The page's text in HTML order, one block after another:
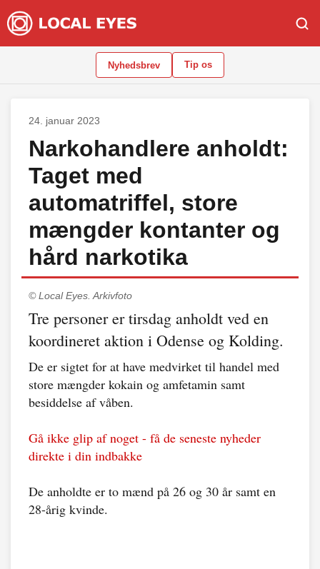
Nyhedsbrev Tip os
24. januar 2023
Narkohandlere anholdt:
Taget med
automatriffel, store
mængder kontanter og
hård narkotika
© Local Eyes. Arkivfoto
Tre personer er tirsdag anholdt ved en
koordineret aktion i Odense og Kolding.
De er sigtet for at have medvirket til handel med
store mængder kokain og amfetamin samt
besiddelse af våben.
Gå ikke glip af noget - få de seneste nyheder
direkte i din indbakke
De anholdte er to mænd på 26 og 30 år samt en
28-årig kvinde.